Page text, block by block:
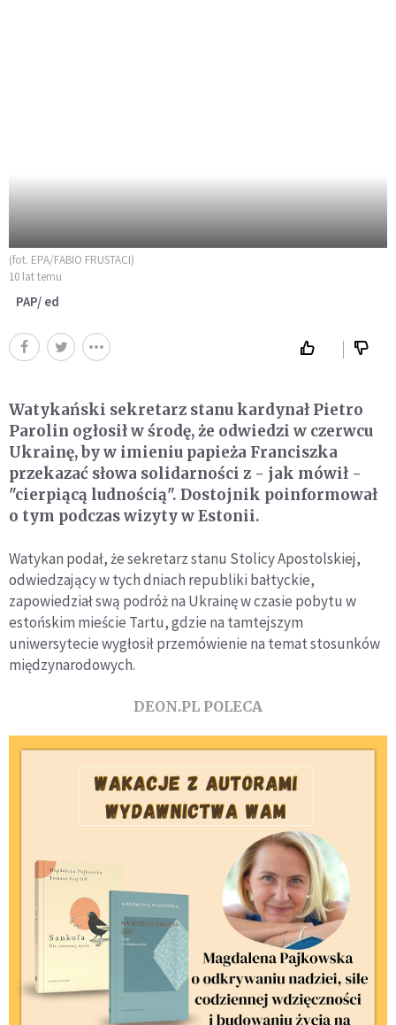
(fot. EPA/FABIO FRUSTACI)
10 lat temu
PAP/ ed
Watykański sekretarz stanu kardynał Pietro
Parolin ogłosił w środę, że odwiedzi w czerwcu
Ukrainę, by w imieniu papieża Franciszka
przekazać słowa solidarności z - jak mówił -
"cierpiącą ludnością". Dostojnik poinformował
o tym podczas wizyty w Estonii.
Watykan podał, że sekretarz stanu Stolicy Apostolskiej,
odwiedzający w tych dniach republiki bałtyckie,
zapowiedział swą podróż na Ukrainę w czasie pobytu w
estońskim mieście Tartu, gdzie na tamtejszym
uniwersytecie wygłosił przemówienie na temat stosunków
międzynarodowych.
DEON.PL POLECA